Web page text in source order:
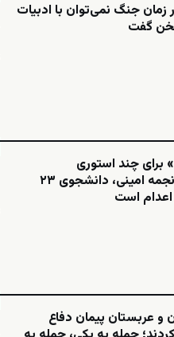
زمان جنگ نمی‌توان با ادبیات
گفت
برای چند استوری
اینستاگرامی؛ نجمه امینی، دانشجوی ۲۳
است
و عربستان پیمان دفاع